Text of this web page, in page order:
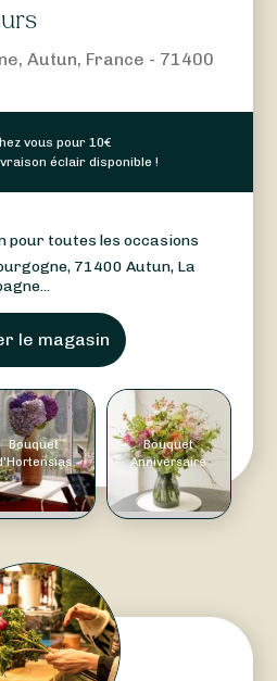
Autun, France - 71400
vous pour10€
éclair disponible !
pour toutes les occasions
71400 Autun, La
le magasin
Bouquet
Bouquet
Anniversaire